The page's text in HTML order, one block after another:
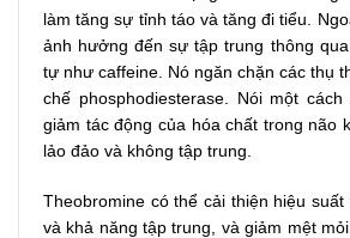
làm tăng sự tỉnh táo và tăng đi tiểu.
ảnh hưởng đến sự tập trung thông
tự như caffeine. Nó ngăn chặn các thụ
chế phosphodiesterase. Nói một
giảm tác động của hóa chất trong não
lảo đảo và không tập trung.
Theobromine có thể cải thiện hiệu
và khả năng tập trung, và giảm mệt